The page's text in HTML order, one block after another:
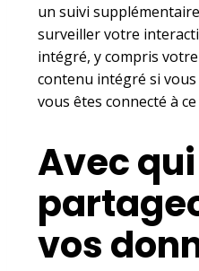
un suivi
surveiller votre
intégré, y compris
contenu intégré si
vous êtes connecté à
Avec qui
vos